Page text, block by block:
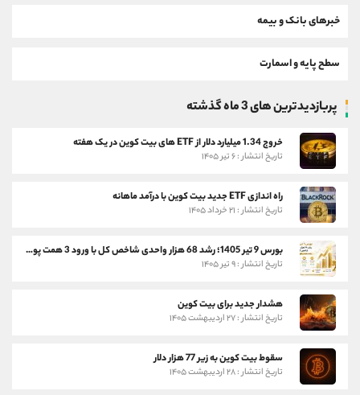
خبرهای بانک و بیمه
سطح پایه و اسمارت
پربازدیدترین های 3 ماه گذشته
خروج 1.34 میلیارد دلار از ETF های بیت کوین در یک هفته
تاریخ انتشار : ۶ تیر ۱۴۰۵
راه اندازی ETF جدید بیت کوین با درآمد ماهانه
تاریخ انتشار : ۲۱ خرداد ۱۴۰۵
بورس 9 تیر 1405؛ رشد 68 هزار واحدی شاخص کل با ورود 3 همت پول حقیقی
تاریخ انتشار : ۹ تیر ۱۴۰۵
هشدار جدید برای بیت کوین
تاریخ انتشار : ۲۷ اردیبهشت ۱۴۰۵
سقوط بیت کوین به زیر 77 هزار دلار
تاریخ انتشار : ۲۸ اردیبهشت ۱۴۰۵